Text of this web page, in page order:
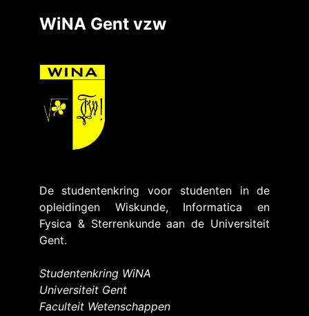
WiNA Gent vzw
De studentenkring voor studenten in de
opleidingen Wiskunde, Informatica en
Fysica & Sterrenkunde aan de Universiteit
Gent.
Studentenkring WiNA
Universiteit Gent
Faculteit Wetenschappen